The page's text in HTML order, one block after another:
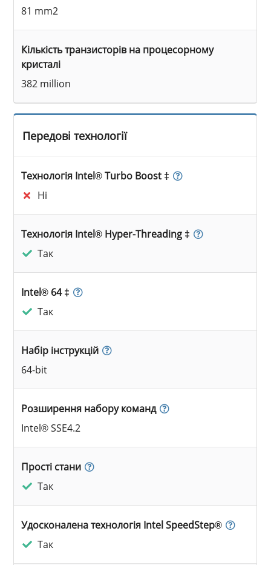
81 mm2
Кількість транзисторів на процесорному
кристалі
382 million
Передові технології
Технологія Intel® Turbo Boost ‡
Ні
Технологія Intel® Hyper-Threading ‡
Так
Intel® 64 ‡
Так
Набір інструкцій
64-bit
Розширення набору команд
Intel® SSE4.2
Прості стани
Так
Удосконалена технологія Intel SpeedStep®
Так